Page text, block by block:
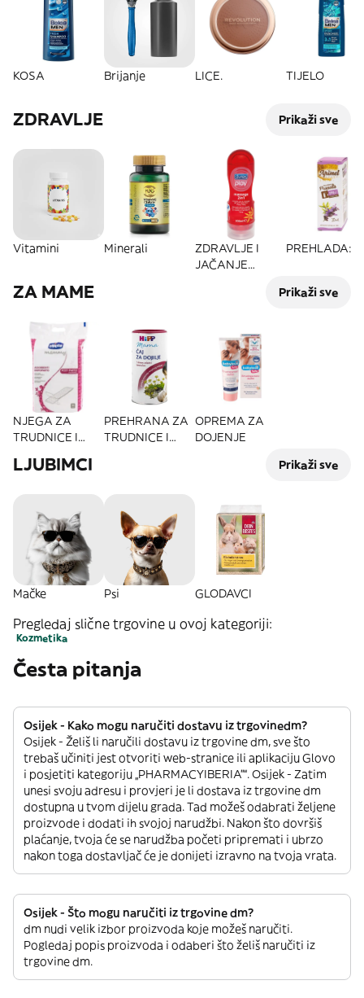
KOSA Brijanje LICE. TIJELO
ZDRAVLJE Prikaži sve
Vitamini Minerali
ZDRAVLJE I
JAČANJE
PREHLADA:
ZA MAME Prikaži sve
NJEGA ZA
TRUDNICE I
PREHRANA ZA
TRUDNICE I
OPREMA ZA
DOJENJE
LJUBIMCI Prikaži sve
Mačke Psi GLODAVCI
Pregledaj slične trgovine u ovoj kategoriji:
Kozmetika
Česta pitanja
Osijek - Kako mogu naručiti dostavu iz trgovinedm?
Osijek - Želiš li naručili dostavu iz trgovine dm, sve što
trebaš učiniti jest otvoriti web-stranice ili aplikaciju Glovo
i posjetiti kategoriju „PHARMACYIBERIA”“. Osijek - Zatim
unesi svoju adresu i provjeri je li dostava iz trgovine dm
dostupna u tvom dijelu grada. Tad možeš odabrati željene
proizvode i dodati ih svojoj narudžbi. Nakon što dovršiš
plaćanje, tvoja će se narudžba početi pripremati i ubrzo
nakon toga dostavljač će je donijeti izravno na tvoja vrata.
Osijek - Što mogu naručiti iz trgovine dm?
dm nudi velik izbor proizvoda koje možeš naručiti.
Pogledaj popis proizvoda i odaberi što želiš naručiti iz
trgovine dm.